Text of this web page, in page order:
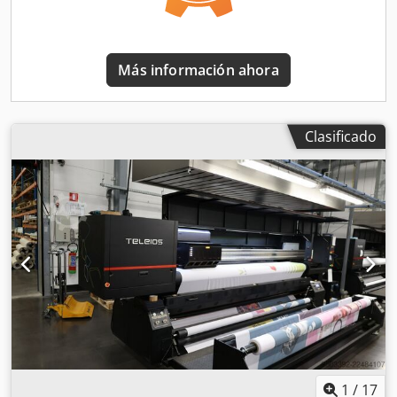
365 es una impresora de producción versátil, adecuada
Gracias a las tintas HP Latex a base de agua, las
impresiones no tienen olor, se secan inmediatamente
como centros de atención médica, escuelas y oficinas.
Especificaciones técnicas: - Ancho de impresión: hasta 1,63
m (64") - Sistema de tinta: 6 cabezales de impresión, tinta
HP 831 de 7 colores (CMYK + cian y magenta claros +
optimizador HP Latex) - Cartuchos de tinta: 775 ml -
Resolución de impresión: hasta 1200 × 1200 ppp -
Velocidad de producción: hasta 91 m²/h (máximo), 31 m²/h
para impresión en exteriores, 17 m²/h para calidad de
impresión en interiores - Manejo de medios: alimentación
de rollo, rebobinador, cortador automático -
Espectrofotómetro i1 integrado para la calibración
automática del color ICC - Panel de control: pantalla táctil
de 8" - Conectividad: Gigabit Ethernet, compatible con la
aplicación móvil HP Latex - Adecuada para: lonas, vinilo
autoadhesivo, películas, papel, papel pintado, lienzo,
Más información ahora
Clasificado
1 / 17